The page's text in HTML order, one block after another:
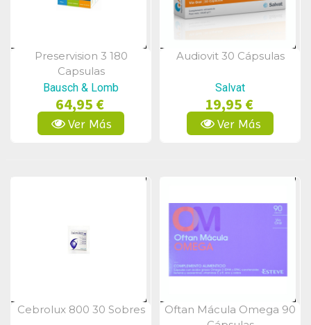
Vista Rápida
Preservision 3 180
Capsulas
Bausch & Lomb
64,95 €
Ver Más
Vista Rápida
Audiovit 30 Cápsulas
Salvat
19,95 €
Ver Más
Vista Rápida
Cebrolux 800 30 Sobres Vista Rápida
Oftan Mácula Omega 90